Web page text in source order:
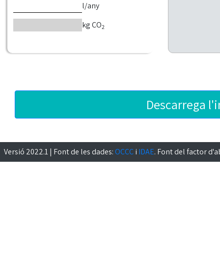
l/any
kg CO2
Descarrega
Versió 2022.1 | Font de les dades:OCCCi IDAE. Font del factor